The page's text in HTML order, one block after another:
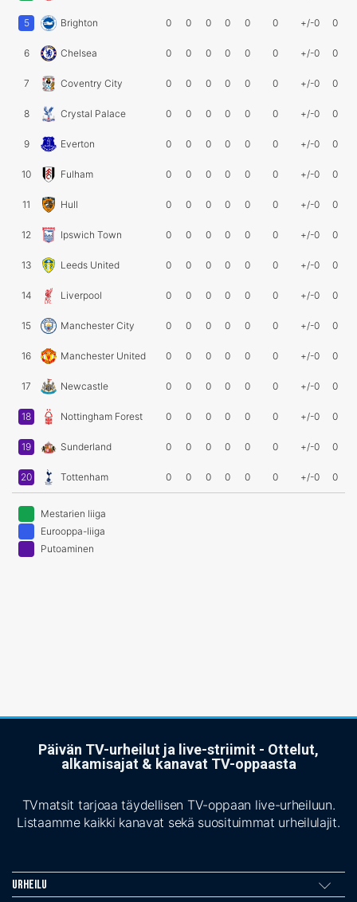
5 Brighton 0 0 0 0 0 0 +/-0 0
6 Chelsea 0 0 0 0 0 0 +/-0 0
7 Coventry City 0 0 0 0 0 0 +/-0 0
8 Crystal Palace 0 0 0 0 0 0 +/-0 0
9 Everton 0 0 0 0 0 0 +/-0 0
10 Fulham 0 0 0 0 0 0 +/-0 0
11 Hull 0 0 0 0 0 0 +/-0 0
12 Ipswich Town 0 0 0 0 0 0 +/-0 0
13 Leeds United 0 0 0 0 0 0 +/-0 0
14 Liverpool 0 0 0 0 0 0 +/-0 0
15 Manchester City 0 0 0 0 0 0 +/-0 0
16 Manchester United 0 0 0 0 0 0 +/-0 0
17 Newcastle 0 0 0 0 0 0 +/-0 0
18 Nottingham Forest 0 0 0 0 0 0 +/-0 0
19 Sunderland 0 0 0 0 0 0 +/-0 0
20 Tottenham 0 0 0 0 0 0 +/-0 0
Mestarien liiga
Eurooppa-liiga
Putoaminen
Päivän TV-urheilut ja live-striimit - Ottelut,
alkamisajat & kanavat TV-oppaasta
TVmatsit tarjoaa täydellisen TV-oppaan live-urheiluun.
Listaamme kaikki kanavat sekä suosituimmat urheilulajit.
Urheilu